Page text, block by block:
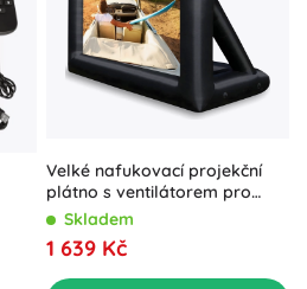
Velké nafukovací projekční
plátno s ventilátorem pro
venkovní kino
Skladem
1 639 Kč